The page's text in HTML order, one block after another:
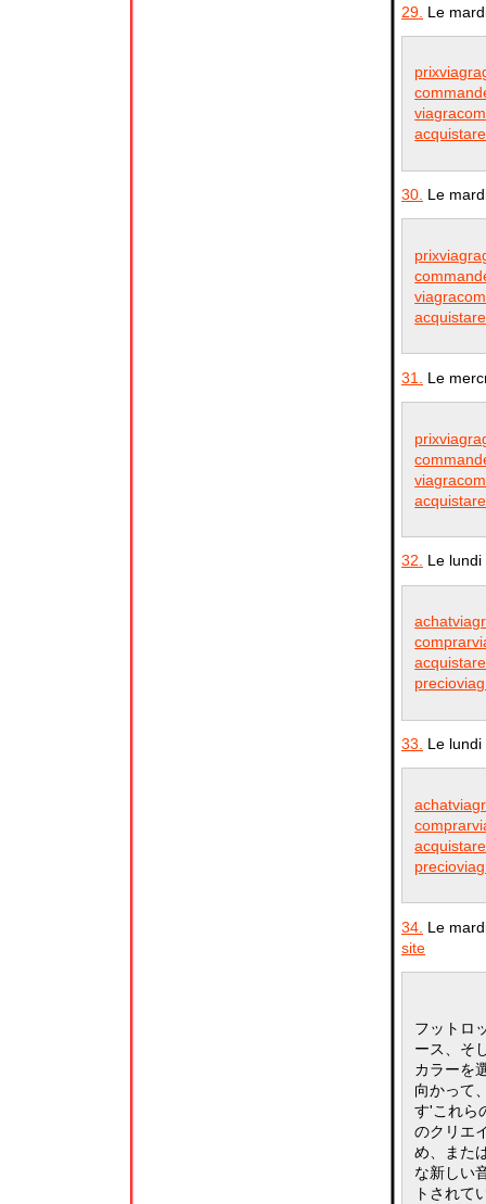
29. Le
30. Le
31. Le
32. Le
33. Le
34. Le
site
フットロ
ース、そ
カラーを
向かって
す'これら
のクリエ
め、また
な新しい
トされて